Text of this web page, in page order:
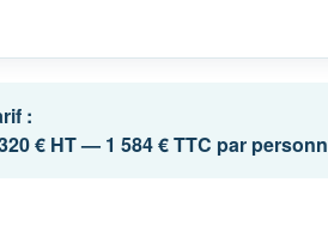
:
€ HT — 1 584 € TTC par